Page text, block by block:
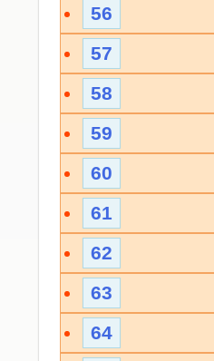
56
57
58
59
60
61
62
63
64